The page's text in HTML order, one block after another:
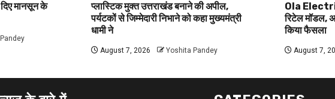
दिए मानसून के
प्लास्टिक मुक्त उत्तराखंड बनाने की अपील,
पर्यटकों से जिम्मेदारी निभाने को कहा मुख्यमंत्री
धामी ने
August 7, 2026 Yoshita Pandey
Ola
रिटेल मॉडल,
किया फैसला
August 7,